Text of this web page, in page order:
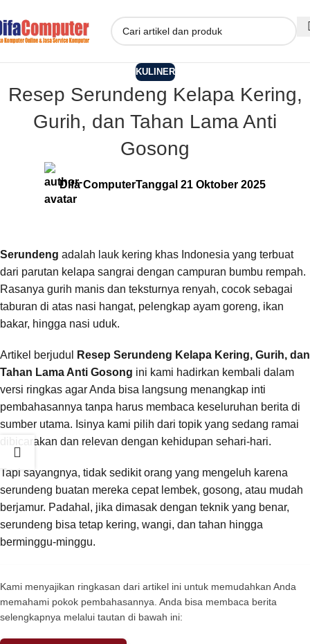
KULINER
Resep Serundeng Kelapa Kering,
Gurih, dan Tahan Lama Anti
Gosong
Difa ComputerTanggal 21 Oktober 2025
Serundeng adalah lauk kering khas Indonesia yang terbuat
dari parutan kelapa sangrai dengan campuran bumbu rempah.
Rasanya gurih manis dan teksturnya renyah, cocok sebagai
taburan di atas nasi hangat, pelengkap ayam goreng, ikan
bakar, hingga nasi uduk.
Artikel berjudul
Resep Serundeng Kelapa Kering, Gurih, dan
Tahan Lama Anti Gosong ini kami hadirkan kembali dalam
versi ringkas agar Anda bisa langsung menangkap inti
pembahasannya tanpa harus membaca keseluruhan berita di
sumber utama. Isinya kami pilih dari topik yang sedang ramai
dibicarakan dan relevan dengan kehidupan sehari-hari.
Tapi sayangnya, tidak sedikit orang yang mengeluh karena
serundeng buatan mereka cepat lembek, gosong, atau mudah
berjamur. Padahal, jika dimasak dengan teknik yang benar,
serundeng bisa tetap kering, wangi, dan tahan hingga
berminggu-minggu.
Kami menyajikan ringkasan dari artikel ini untuk memudahkan Anda
memahami pokok pembahasannya. Anda bisa membaca berita
selengkapnya melalui tautan di bawah ini: